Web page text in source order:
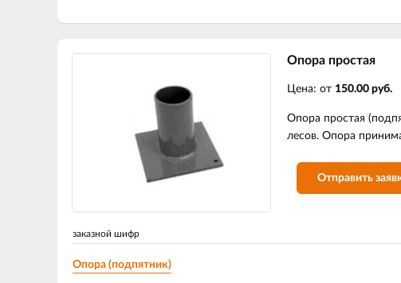
Опора простая
Цена: от 150.00 руб.
Опора простая
лесов. Опора
Отправить
заказной шифр
Опора (подпятник)